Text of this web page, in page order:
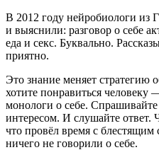
В 2012 году нейробиологи из
и выяснили: разговор о себе
еда и секс. Буквально.
приятно.
Это знание меняет стратегию
хотите понравиться человеку
монологи о себе.
интересом. И слушайте ответ.
что провёл время с
ничего не говорили о себе.